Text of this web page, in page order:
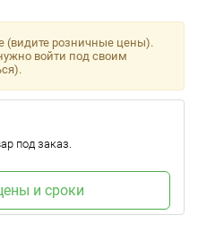
(видите розничные цены).
войти под своим
под заказ.
и сроки